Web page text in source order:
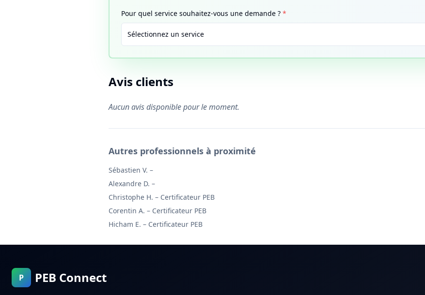
Pour quel service souhaitez-vous une demande ? *
Sélectionnez un service
Avis clients
Aucun avis disponible pour le moment.
Autres professionnels à proximité
Sébastien V. –
Alexandre D. –
Christophe H. – Certificateur PEB
Corentin A. – Certificateur PEB
Hicham E. – Certificateur PEB
P PEB Connect